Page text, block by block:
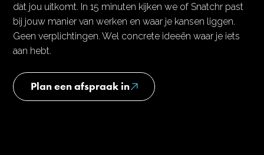
dat jou uitkomt. In 15 minuten kijken we of Snatchr past
bij jouw manier van werken en waar je kansen liggen.
Geen verplichtingen. Wel concrete ideeën waar je iets
aan hebt.
Plan een afspraak in